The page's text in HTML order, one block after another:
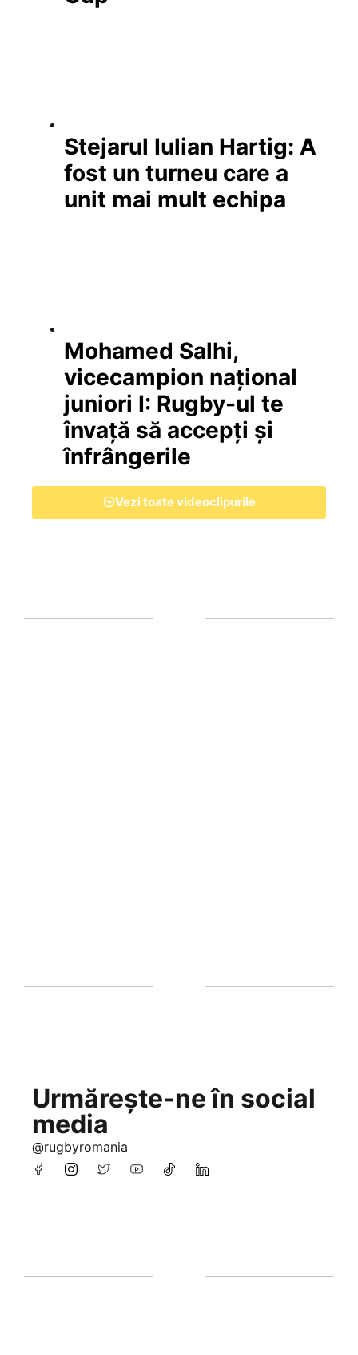
Stejarul Iulian Hartig: A
fost un turneu care a
unit mai mult echipa
Mohamed Salhi,
vicecampion național
juniori I: Rugby-ul te
învață să accepți și
înfrângerile
Vezi toate videoclipurile
Urmărește-ne în social
media
@rugbyromania